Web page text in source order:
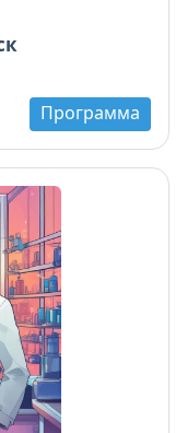
в
испытаниях
провайдеров,
оповещать
процедур
какие
включить, как
и как
с
примеры
в
день
Программа